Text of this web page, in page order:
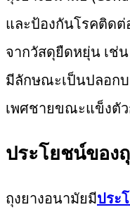
และป้องกันโรคติด
จากวัสดุยืดหยุ่น เช่
มีลักษณะเป็นปลอกบ
เพศชายขณะแข็งตั
ประโยชน์ของ
ถุงยางอนามัยมีประ